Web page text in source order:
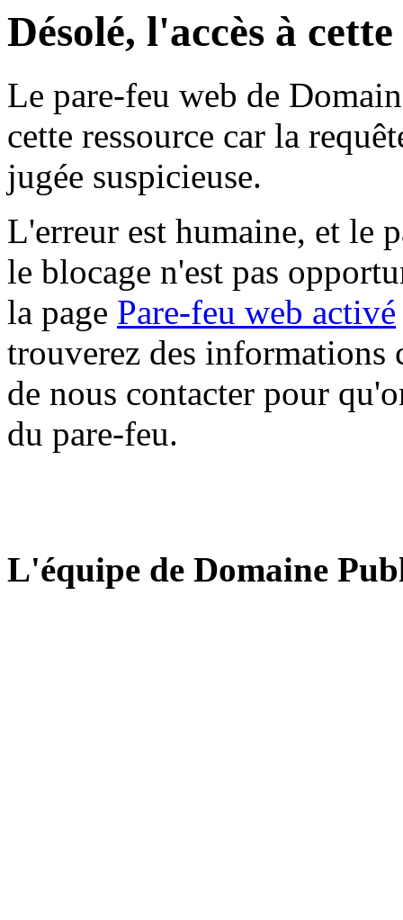
Désolé, l'accès à
Le pare-feu web de
cette ressource car la
jugée suspicieuse.
L'erreur est humaine, et le
le blocage n'est pas
la page Pare-feu web activé
trouverez des informations
de nous contacter pour
du pare-feu.
L'équipe de Domaine